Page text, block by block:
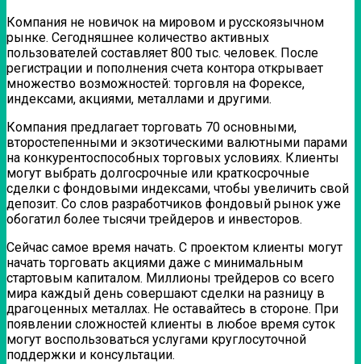
Компания не новичок на мировом и русскоязычном
рынке. Сегодняшнее количество активных
пользователей составляет 800 тыс. человек. После
регистрации и пополнения счета контора открывает
множество возможностей: торговля на Форексе,
индексами, акциями, металлами и другими.
Компания предлагает торговать 70 основными,
второстепенными и экзотическими валютными парами
на конкурентоспособных торговых условиях. Клиенты
могут выбрать долгосрочные или краткосрочные
сделки с фондовыми индексами, чтобы увеличить свой
депозит. Со слов разработчиков фондовый рынок уже
обогатил более тысячи трейдеров и инвесторов.
Сейчас самое время начать. С проектом клиенты могут
начать торговать акциями даже с минимальным
стартовым капиталом. Миллионы трейдеров со всего
мира каждый день совершают сделки на разницу в
драгоценных металлах. Не оставайтесь в стороне. При
появлении сложностей клиенты в любое время суток
могут воспользоваться услугами круглосуточной
поддержки и консультации.